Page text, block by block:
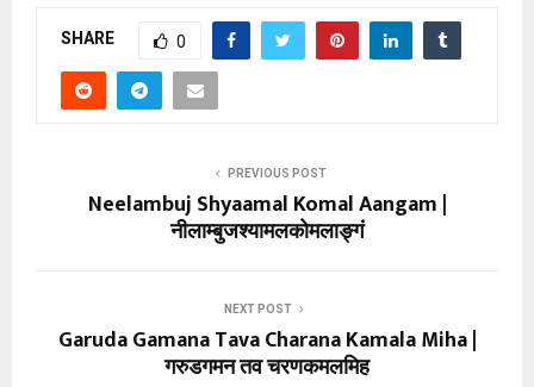
SHARE 0
PREVIOUS POST
Neelambuj Shyaamal Komal Aangam |
नीलाम्बुजश्यामलकोमलाङ्गं
NEXT POST
Garuda Gamana Tava Charana Kamala Miha |
गरुडगमन तव चरणकमलमिह